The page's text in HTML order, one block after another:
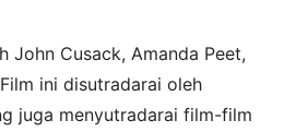
John Cusack, Amanda Peet,
ini disutradarai oleh
juga menyutradarai film-film